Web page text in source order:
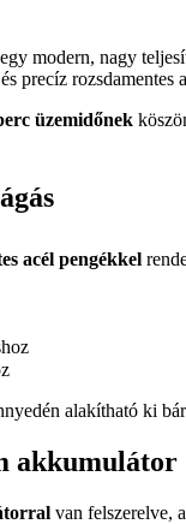
egy modern, nagy
precíz
üzemidőnek
acél pengékkel
alakítható ki
akkumulátor
van felszerelve,